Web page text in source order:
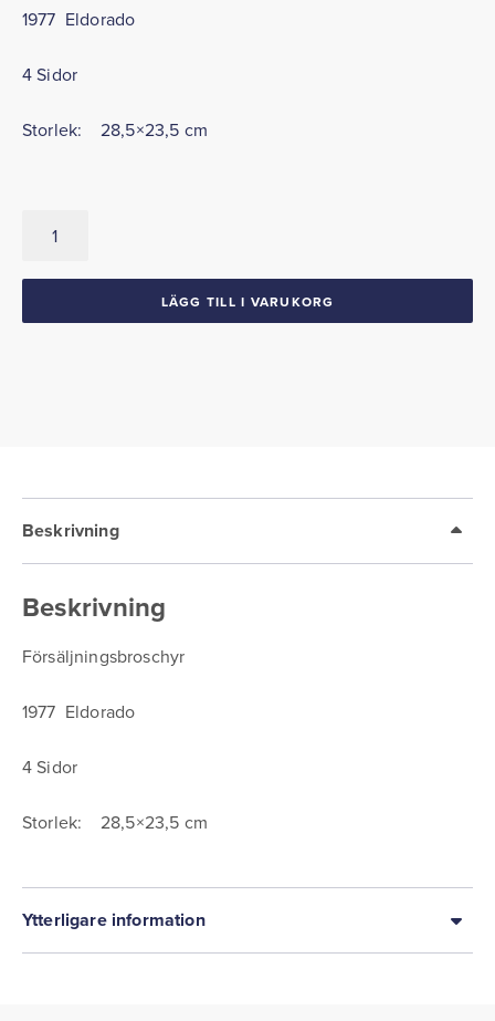
1977 Eldorado
4 Sidor
Storlek: 28,5×23,5 cm
LÄGG TILL I VARUKORG
Beskrivning
Beskrivning
Försäljningsbroschyr
1977 Eldorado
4 Sidor
Storlek: 28,5×23,5 cm
Ytterligare information